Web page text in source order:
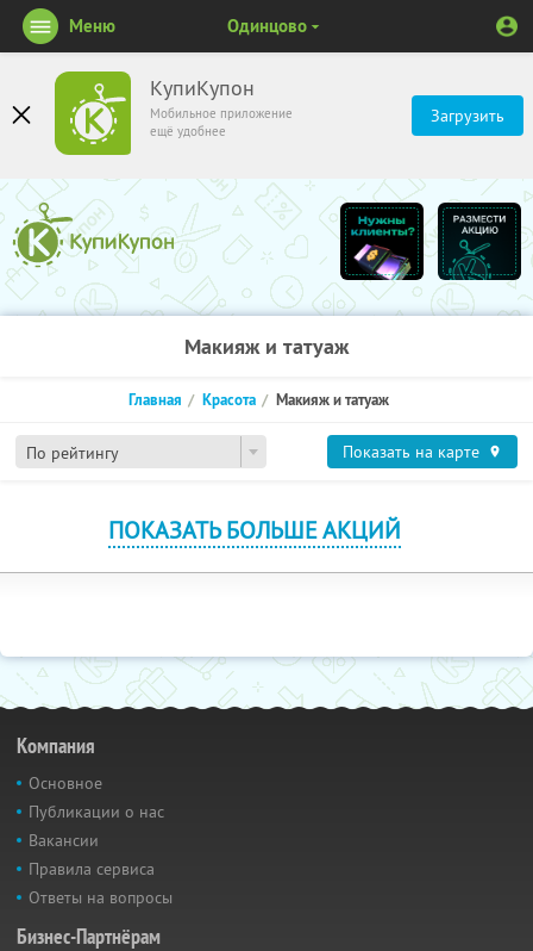
КупиКупон
Мобильное приложение
ещё удобнее
Загрузить
Меню Одинцово
Макияж и татуаж
По рейтингу
Главная Красота Макияж и татуаж
Показать на карте
ПОКАЗАТЬ БОЛЬШЕ АКЦИЙ
Компания
Основное
Публикации о нас
Вакансии
Правила сервиса
Ответы на вопросы
Бизнес-Партнёрам